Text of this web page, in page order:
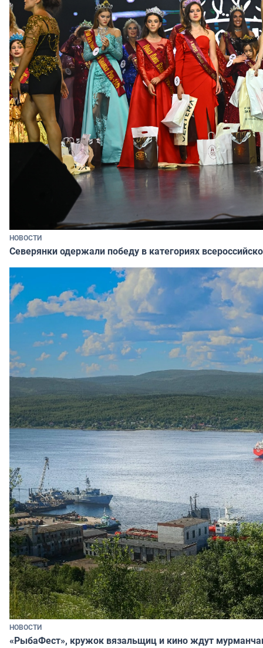
НОВОСТИ
Северянки одержали победу в категориях
НОВОСТИ
«РыбаФест», кружок вязальщиц и кино ждут